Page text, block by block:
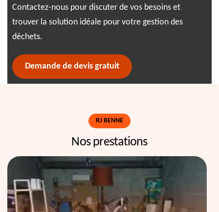
Contactez-nous pour discuter de vos besoins et
trouver la solution idéale pour votre gestion des
déchets.
Demande de devis gratuit
RJ BENNE
Nos prestations